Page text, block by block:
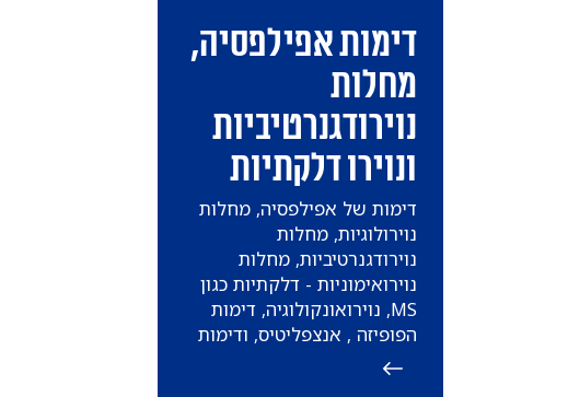
דימות אפילפסיה,
מחלות
נוירודגנרטיביות
ונוירו דלקתיות
דימות של אפילפסיה, מחלות
נוירולוגיות, מחלות
נוירודגנרטיביות, מחלות
נוירואימוניות - דלקתיות כגון
MS, נוירואונקולוגיה, דימות
הפופיזה , אנצפליטיס, ודימות
מתקדם